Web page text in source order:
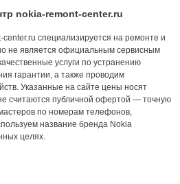
nokia-remont-center.ru
специализируется на ремонте и
не является официальным сервисным
услуги по устранению
гарантии, а также проводим
Указанные на сайте цены носят
считаются публичной офертой — точную
по номерам телефонов,
название бренда Nokia
целях.